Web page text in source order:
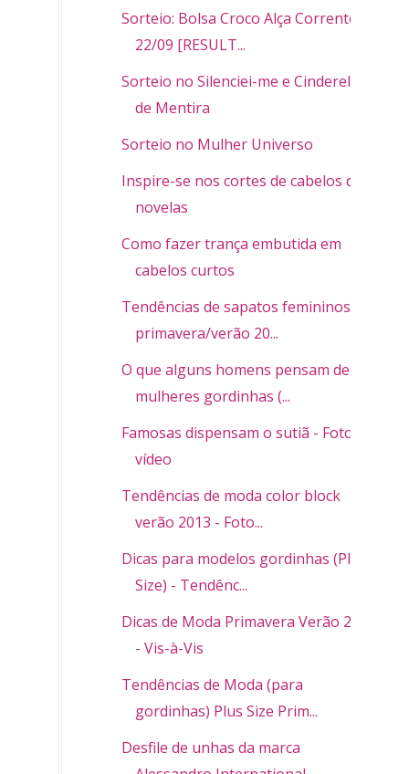
Sorteio: Bolsa Croco Alça Corrente -
22/09 [RESULT...
Sorteio no Silenciei-me e Cinderela
de Mentira
Sorteio no Mulher Universo
Inspire-se nos cortes de cabelos de
novelas
Como fazer trança embutida em
cabelos curtos
Tendências de sapatos femininos
primavera/verão 20...
O que alguns homens pensam de
mulheres gordinhas (...
Famosas dispensam o sutiã - Fotos e
vídeo
Tendências de moda color block
verão 2013 - Foto...
Dicas para modelos gordinhas (Plus
Size) - Tendênc...
Dicas de Moda Primavera Verão 2013
- Vis-à-Vis
Tendências de Moda (para
gordinhas) Plus Size Prim...
Desfile de unhas da marca